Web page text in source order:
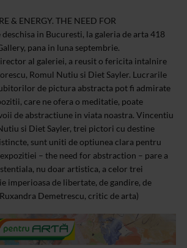
& ENERGY. THE NEED FOR
deschisa in Bucuresti, la galeria de arta 418
pana in luna septembrie.
al galeriei, a reusit o fericita intalnire
Romul Nutiu si Diet Sayler. Lucrarile
de pictura abstracta pot fi admirate
care ne ofera o meditatie, poate
de abstractiune in viata noastra. Vincentiu
si Diet Sayler, trei pictori cu destine
sunt uniti de optiunea clara pentru
– the need for abstraction – pare a
nu doar artistica, a celor trei
imperioasa de libertate, de gandire, de
Demetrescu, critic de arta)